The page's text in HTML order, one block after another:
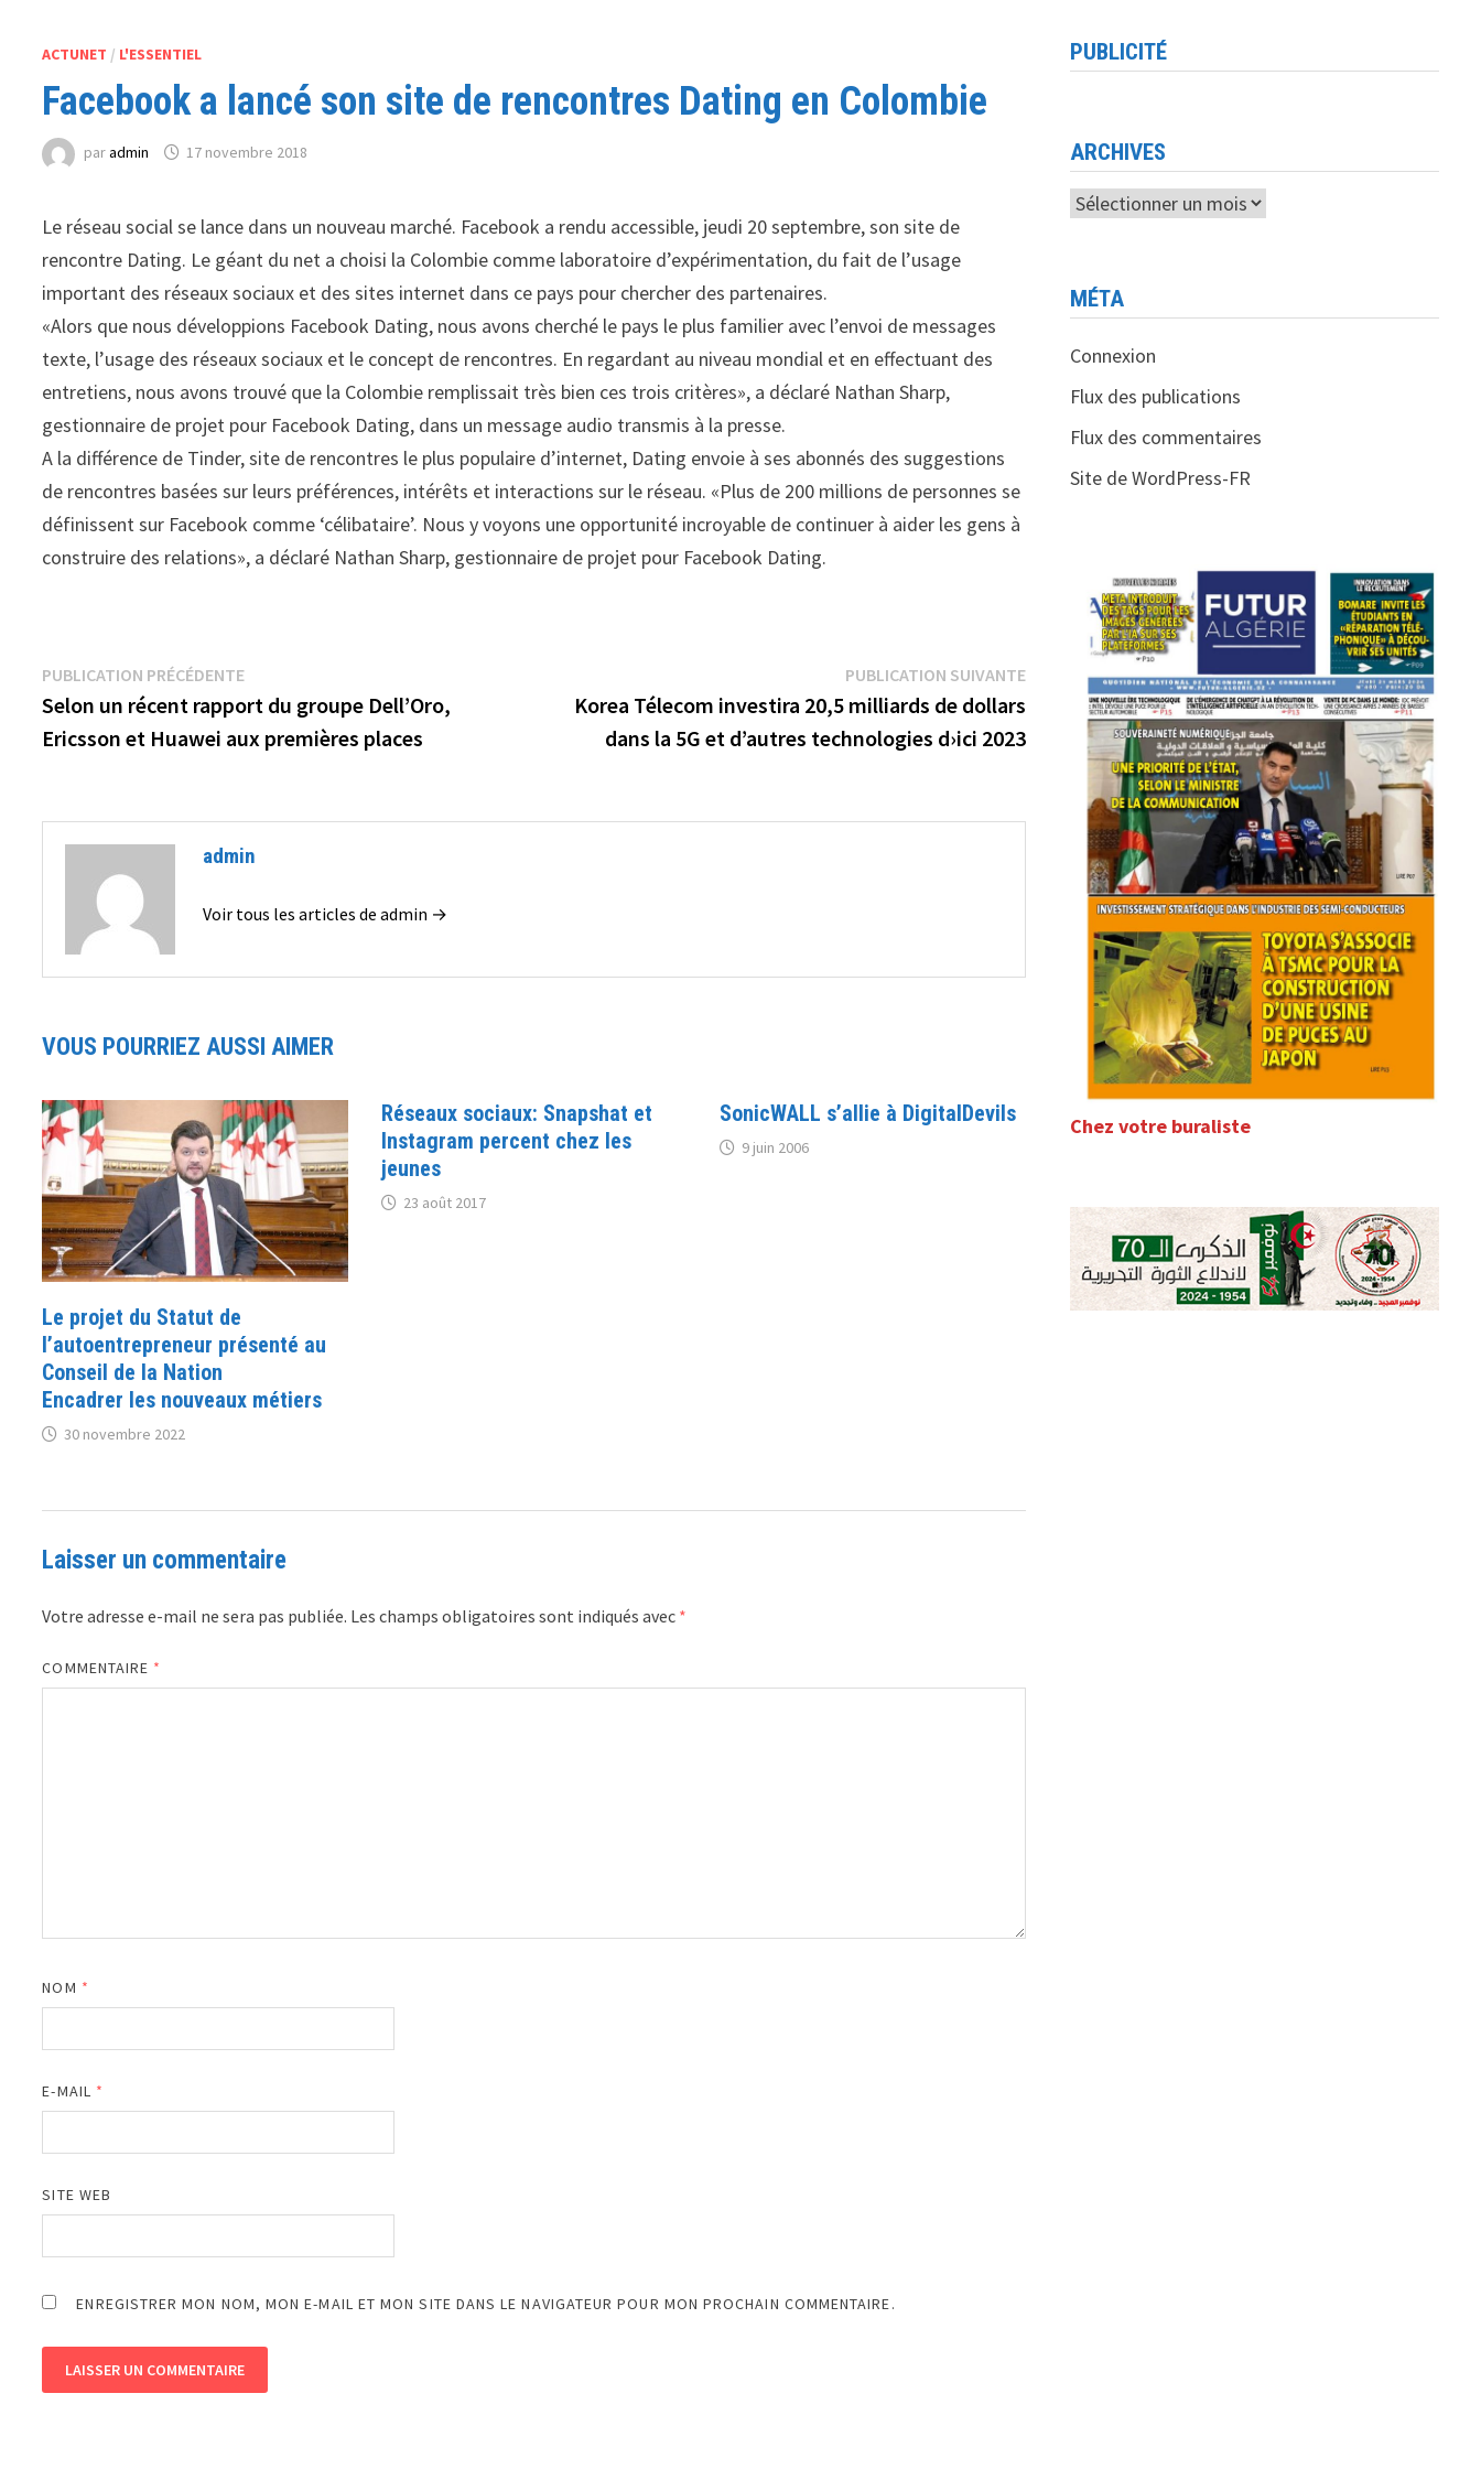
ACTUNET / L'ESSENTIEL
Facebook a lancé son site de rencontres Dating en Colombie
paradmin 17 novembre 2018
Le réseau social se lance dans un nouveau marché. Facebook a rendu accessible, jeudi 20 septembre, son site de
rencontre Dating. Le géant du net a choisi la Colombie comme laboratoire d’expérimentation, du fait de l’usage
important des réseaux sociaux et des sites internet dans ce pays pour chercher des partenaires.
«Alors que nous développions Facebook Dating, nous avons cherché le pays le plus familier avec l’envoi de messages
texte, l’usage des réseaux sociaux et le concept de rencontres. En regardant au niveau mondial et en effectuant des
entretiens, nous avons trouvé que la Colombie remplissait très bien ces trois critères», a déclaré Nathan Sharp,
gestionnaire de projet pour Facebook Dating, dans un message audio transmis à la presse.
A la différence de Tinder, site de rencontres le plus populaire d’internet, Dating envoie à ses abonnés des suggestions
de rencontres basées sur leurs préférences, intérêts et interactions sur le réseau. «Plus de 200 millions de personnes se
définissent sur Facebook comme ‘célibataire’. Nous y voyons une opportunité incroyable de continuer à aider les gens à
construire des relations», a déclaré Nathan Sharp, gestionnaire de projet pour Facebook Dating.
Navigation
de
PUBLICATION PRÉCÉDENTEPublication
précédente :
Selon un récent rapport du groupe Dell’Oro,
Ericsson et Huawei aux premières places
PUBLICATION SUIVANTEPublication
suivante :
Korea Télecom investira 20,5 milliards de dollars
dans la 5G et d’autres technologies d›ici 2023
admin
Voir tous les articles de admin →
VOUS POURRIEZ AUSSI AIMER
Le projet du Statut de
l’autoentrepreneur présenté au
Conseil de la Nation
Encadrer les nouveaux métiers
30 novembre 2022
Réseaux sociaux: Snapshat et
Instagram percent chez les
jeunes
23 août 2017
SonicWALL s’allie à DigitalDevils
9 juin 2006
Laisser un commentaire
Votre adresse e-mail ne sera pas publiée. Les champs obligatoires sont indiqués avec *
COMMENTAIRE *
NOM *
E-MAIL *
SITE WEB
ENREGISTRER MON NOM, MON E-MAIL ET MON SITE DANS LE NAVIGATEUR POUR MON PROCHAIN COMMENTAIRE.
PUBLICITÉ
ARCHIVES
Archives
MÉTA
Connexion
Flux des publications
Flux des commentaires
Site de WordPress-FR
Chez votre buraliste